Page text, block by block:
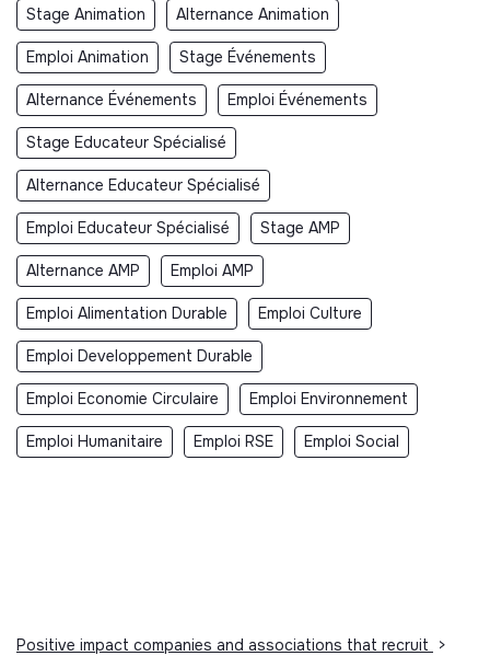
Stage Animation Alternance Animation
Emploi Animation Stage Événements
Alternance Événements Emploi Événements
Stage Educateur Spécialisé
Alternance Educateur Spécialisé
Emploi Educateur Spécialisé Stage AMP
Alternance AMP Emploi AMP
Emploi Alimentation Durable Emploi Culture
Emploi Developpement Durable
Emploi Economie Circulaire Emploi Environnement
Emploi Humanitaire Emploi RSE Emploi Social
Positive impact companies and associations that recruit
>